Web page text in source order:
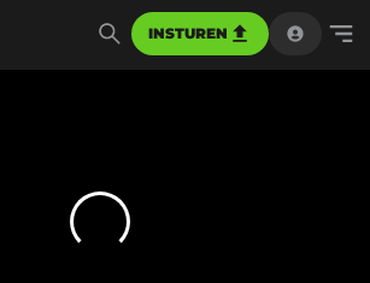
INSTUREN